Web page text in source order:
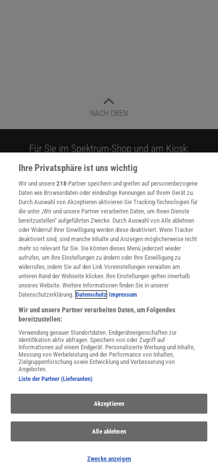
NACH OBEN
Für Sie im Spektrum-Shop und am Kiosk:
WEITERE NEUERSCHEINUNGEN SPEKTRUM SHOP
Spektrum.de-Newsletter abonnieren
JETZT ANMELDEN!
Sie können unsere Newsletter jederzeit wieder abbestellen. Infos zu unserem Umgang
mit Ihren personenbezogenen Daten finden Sie in unserer
SERVICES
Newsletter
Kontakt
Verträge kündigen
Ihre Privatsphäre ist uns wichtig
Wir und unsere218-Partner speichern und greifen auf personenbezogene
Daten wie Browserdaten oder eindeutige Kennungen auf Ihrem Gerät zu.
Durch Auswahl von Akzeptieren aktivieren Sie Tracking-Technologien für
die unter „Wir und unsere Partner verarbeiten Daten, um Ihnen Dienste
bereitzustellen“ aufgeführten Zwecke. Durch Auswahl von Alle ablehnen
oder Widerruf Ihrer Einwilligung werden diese deaktiviert. Wenn Tracker
deaktiviert sind, sind manche Inhalte und Anzeigen möglicherweise nicht
mehr so relevant für Sie. Sie können dieses Menü jederzeit wieder
aufrufen, um Ihre Einstellungen zu ändern oder Ihre Einwilligung zu
widerrufen, indem Sie auf den Link Voreinstellungen verwalten am
unteren Rand der Webseite klicken. Ihre Einstellungen gelten innerhalb
unseres Website. Weitere Informationen finden Sie in unserer
Datenschutzerklärung. Datenschutz Impressum
Wir und unsere Partner verarbeiten Daten, um Folgendes
bereitzustellen:
Verwendung genauer Standortdaten. Endgeräteeigenschaften zur
Identifikation aktiv abfragen. Speichern von oder Zugriff auf
Informationen auf einem Endgerät. Personalisierte Werbung und Inhalte,
Messung von Werbeleistung und der Performance von Inhalten,
Zielgruppenforschung sowie Entwicklung und Verbesserung von
Angeboten.
Liste der Partner (Lieferanten)
Akzeptieren
Alle ablehnen
Zwecke anzeigen